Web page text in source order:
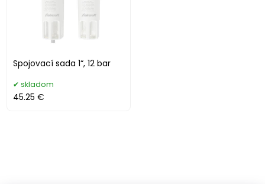
Spojovací sada 1“, 12 bar
skladom
45.25 €